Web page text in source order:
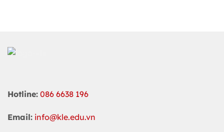
Hotline: 086 6638 196
Email: info@kle.edu.vn